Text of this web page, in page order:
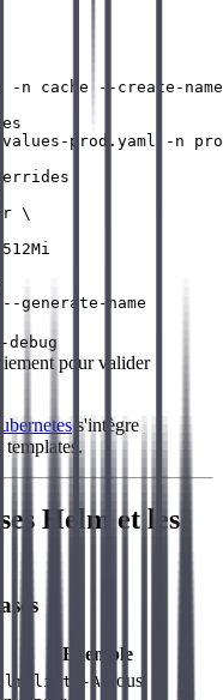
cache --create-
prod.yaml -n
\
pour valider
s'intègre
templates.
Helm et les
Exemple
list -A (tous